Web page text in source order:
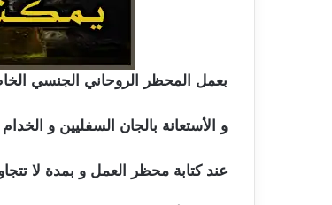
بعمل المحظر الروحاني الجنسي
و الأستعانة بالجان السفليين و
عند كتابة محظر العمل و بمدة لا تتجاوز الـ 3 أيام يتم جلب النساء أو الفتيات للجنس و